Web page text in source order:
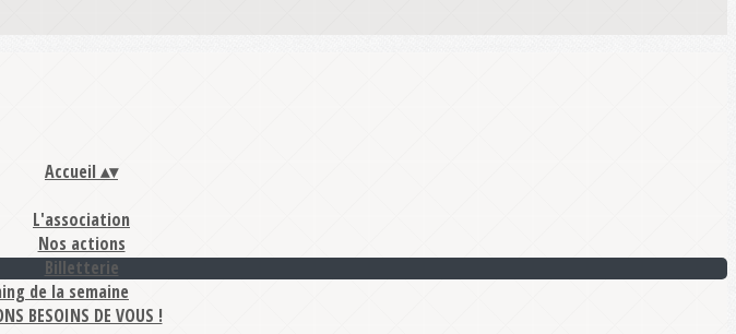
Accueil ▴▾
L'association
Nos actions
Billetterie
de la semaine
BESOINS DE VOUS !